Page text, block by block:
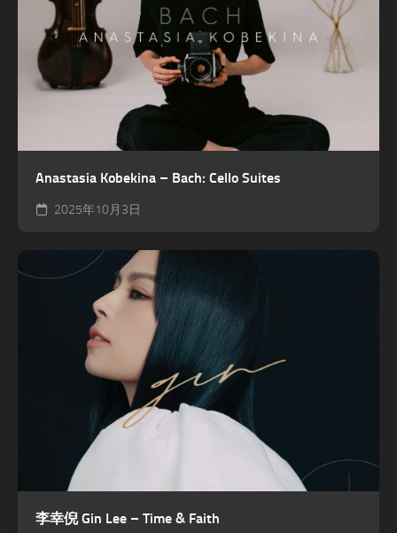
Anastasia Kobekina – Bach: Cello Suites
2025年10月3日
李幸倪 Gin Lee – Time & Faith